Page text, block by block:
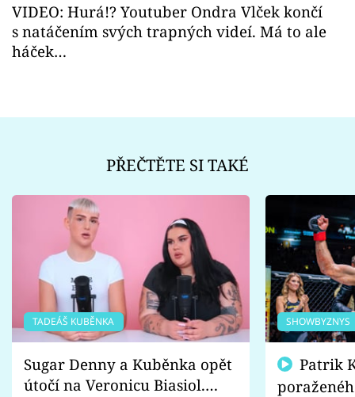
VIDEO: Hurá!? Youtuber Ondra Vlček končí
s natáčením svých trapných videí. Má to ale
háček…
PŘEČTĚTE SI TAKÉ
TADEÁŠ KUBĚNKA
Sugar Denny a Kuběnka opět
útočí na Veronicu Biasiol.
SHOWBYZNYS